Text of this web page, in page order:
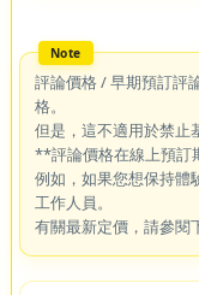
評論價格 / 早期預訂評
格。
但是，這不適用於禁止
**評論價格在線上預訂
例如，如果您想保持體
工作人員。
有關最新定價，請參閱